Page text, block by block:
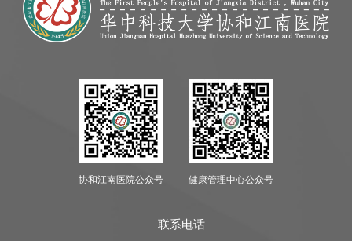
协和江南医院公众号 健康管理中心公众号
联系电话